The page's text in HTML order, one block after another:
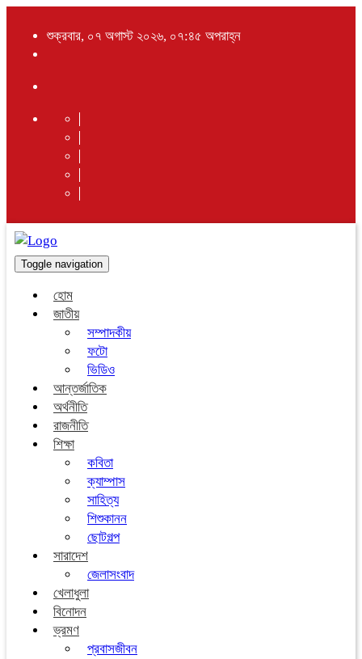
শুক্রবার, ০৭ অগাস্ট ২০২৬, ০৭:৪৫ অপরাহ্ন
Toggle navigation
হোম
জাতীয়
সম্পাদকীয়
ফটো
ভিডিও
আন্তর্জাতিক
অর্থনীতি
রাজনীতি
শিক্ষা
কবিতা
ক্যাম্পাস
সাহিত্য
শিশুকানন
ছোটগল্প
সারাদেশ
জেলাসংবাদ
খেলাধুলা
বিনোদন
ভ্রমণ
প্রবাসজীবন